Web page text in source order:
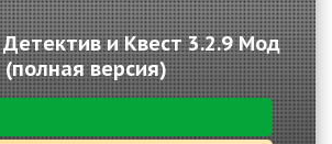
и Квест 3.2.9 Мод
(полная версия)